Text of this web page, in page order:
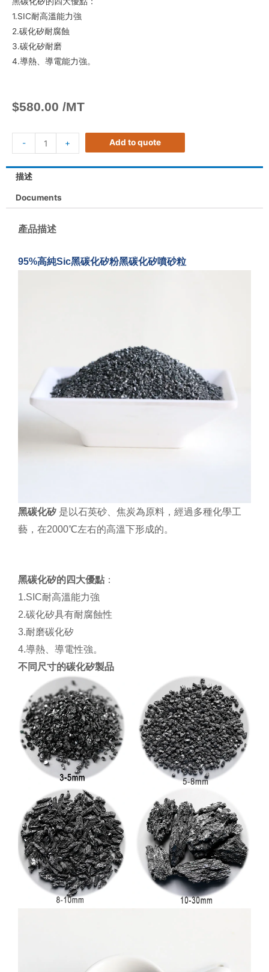
1.SIC耐高溫能力強
2.碳化矽耐腐蝕
3.碳化矽耐磨
4.導熱、導電能力強。
$580.00 /MT
- + Add to quote
描述
Documents
產品描述
95%高純Sic黑碳化矽粉黑碳化矽噴砂粒
黑碳化矽 是以石英砂、焦炭為原料，經過多種化學工
藝，在2000℃左右的高溫下形成的。
黑碳化矽的四大優點 ：
1.SIC耐高溫能力強
2.碳化矽具有耐腐蝕性
3.耐磨碳化矽
4.導熱、導電性強。
不同尺寸的碳化矽製品